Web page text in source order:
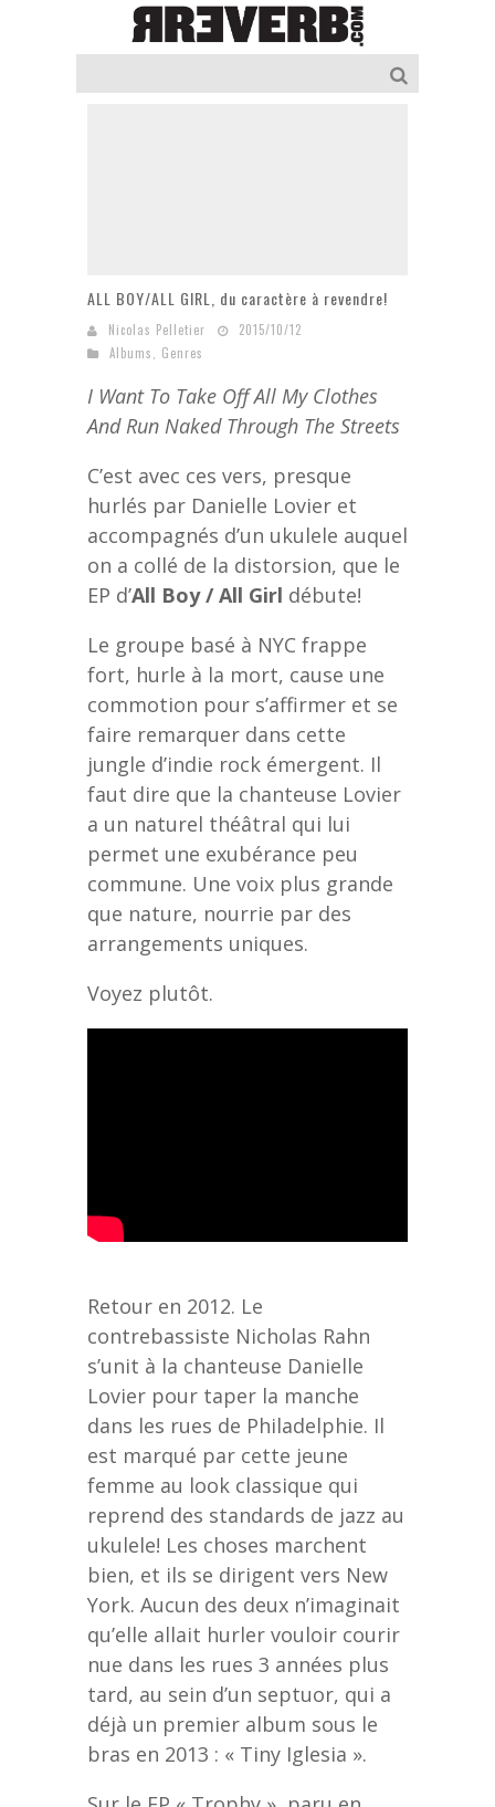
ALL BOY/ALL GIRL, du caractère à revendre!
Nicolas Pelletier
2015/10/12
Albums
Genres
I Want To Take Off All My Clothes
And Run Naked Through The Streets
C’est avec ces vers, presque
hurlés par Danielle Lovier et
accompagnés d’un ukulele auquel
on a collé de la distorsion, que le
EP d’All Boy / All Girl débute!
Le groupe basé à NYC frappe
fort, hurle à la mort, cause une
commotion pour s’affirmer et se
faire remarquer dans cette
jungle d’indie rock émergent. Il
faut dire que la chanteuse Lovier
a un naturel théâtral qui lui
permet une exubérance peu
commune. Une voix plus grande
que nature, nourrie par des
arrangements uniques.
Voyez plutôt.
Retour en 2012. Le
contrebassiste Nicholas Rahn
s’unit à la chanteuse Danielle
Lovier pour taper la manche
dans les rues de Philadelphie. Il
est marqué par cette jeune
femme au look classique qui
reprend des standards de jazz au
ukulele! Les choses marchent
bien, et ils se dirigent vers New
York. Aucun des deux n’imaginait
qu’elle allait hurler vouloir courir
nue dans les rues 3 années plus
tard, au sein d’un septuor, qui a
déjà un premier album sous le
bras en 2013 : « Tiny Iglesia ».